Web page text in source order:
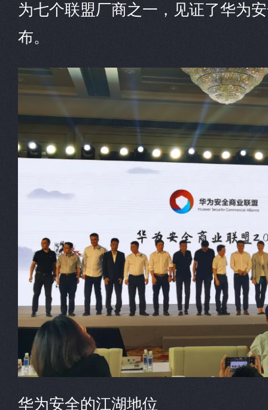
为七个联盟厂商之一，见证了华为
布。
华为安全的江湖地位